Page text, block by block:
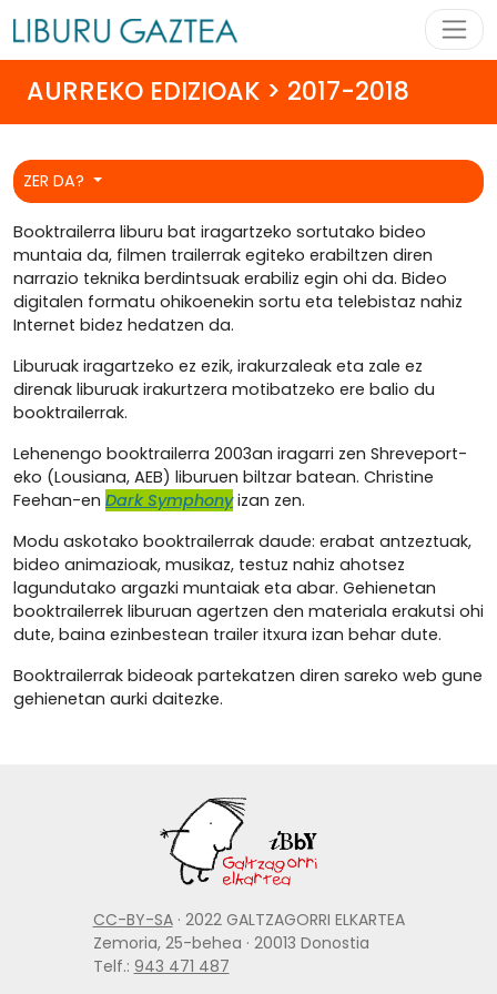
AURREKO EDIZIOAK > 2017-2018
ZER DA?
Booktrailerra liburu bat iragartzeko sortutako bideo
muntaia da, filmen trailerrak egiteko erabiltzen diren
narrazio teknika berdintsuak erabiliz egin ohi da. Bideo
digitalen formatu ohikoenekin sortu eta telebistaz nahiz
Internet bidez hedatzen da.
Liburuak iragartzeko ez ezik, irakurzaleak eta zale ez
direnak liburuak irakurtzera motibatzeko ere balio du
booktrailerrak.
Lehenengo booktrailerra 2003an iragarri zen Shreveport-
eko (Lousiana, AEB) liburuen biltzar batean. Christine
Feehan-en Dark Symphonyizan zen.
Modu askotako booktrailerrak daude: erabat antzeztuak,
bideo animazioak, musikaz, testuz nahiz ahotsez
lagundutako argazki muntaiak eta abar. Gehienetan
booktrailerrek liburuan agertzen den materiala erakutsi ohi
dute, baina ezinbestean trailer itxura izan behar dute.
Booktrailerrak bideoak partekatzen diren sareko web gune
gehienetan aurki daitezke.
CC-BY-SA· 2022 GALTZAGORRI ELKARTEA
Zemoria, 25-behea · 20013 Donostia
Telf.: 943 471 487